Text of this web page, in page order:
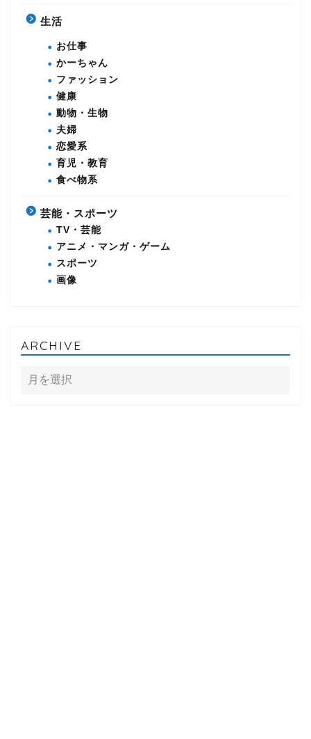
生活
お仕事
かーちゃん
ファッション
健康
動物・生物
夫婦
恋愛系
育児・教育
食べ物系
芸能・スポーツ
TV・芸能
アニメ・マンガ・ゲーム
スポーツ
画像
ARCHIVE